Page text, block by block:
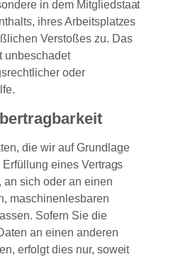
in dem Mitgliedstaat
ihres Arbeitsplatzes
Verstoßes zu. Das
unbeschadet
oder
die wir auf Grundlage
eines Vertrags
an sich oder an einen
maschinenlesbaren
Sofern Sie die
an einen anderen
erfolgt dies nur, soweit